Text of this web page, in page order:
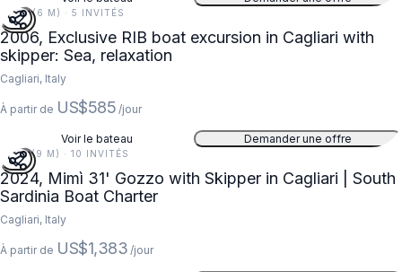
19 FT (6 M) · 5 INVITÉS
2006, Exclusive RIB boat excursion in Cagliari with
skipper: Sea, relaxation
Cagliari, Italy
À partir de US$585 /jour
Voir le bateau Demander une offre
31 FT (9 M) · 10 INVITÉS
2024, Mimì 31' Gozzo with Skipper in Cagliari | South
Sardinia Boat Charter
Cagliari, Italy
À partir de US$1,383 /jour